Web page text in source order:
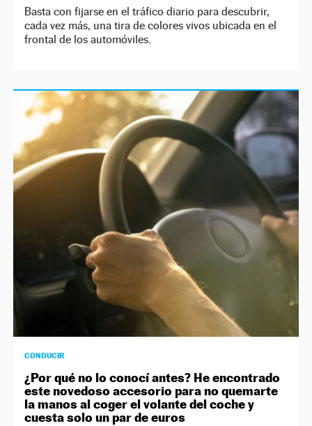
Basta con fijarse en el tráfico diario para descubrir,
cada vez más, una tira de colores vivos ubicada en el
frontal de los automóviles.
CONDUCIR
¿Por qué no lo conocí antes? He encontrado
este novedoso accesorio para no quemarte
la manos al coger el volante del coche y
cuesta solo un par de euros